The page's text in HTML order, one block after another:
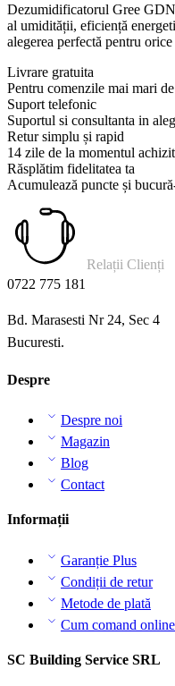
Dezumidificatorul Gree
al umidității, eficiență
alegerea perfectă pentru
Livrare gratuita
Pentru comenzile mai mari
Suport telefonic
Suportul si consultanta in
Retur simplu și rapid
14 zile de la momentul
Răsplătim fidelitatea ta
Acumulează puncte și
Relații Clienți
0722 775 181
Bd. Marasesti Nr 24, Sec 4
Bucuresti.
Despre
Despre noi
Magazin
Blog
Contact
Informații
Garanție Plus
Condiții de retur
Metode de plată
Cum comand online
SC Building Service SRL